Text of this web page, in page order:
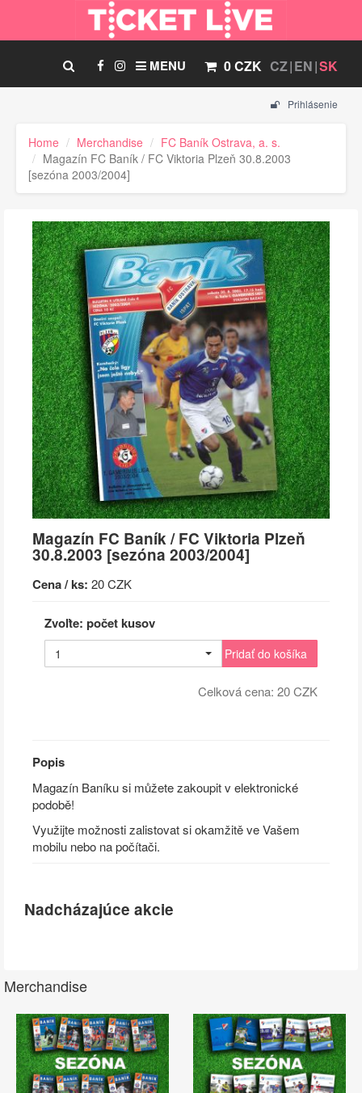
CZ EN SK
0 CZK
MENU
Prihlásenie
Home Merchandise
FC Baník Ostrava, a. s.
Magazín FC Baník / FC Viktoria Plzeň 30.8.2003
[sezóna 2003/2004]
Magazín FC Baník / FC Viktoria Plzeň
30.8.2003 [sezóna 2003/2004]
Cena / ks: 20 CZK
Zvoľte: počet kusov
1 Pridať do košíka
Celková cena: 20CZK
Popis
Magazín Baníku si můžete zakoupit v elektronické
podobě!
Využijte možnosti zalistovat si okamžitě ve Vašem
mobilu nebo na počítači.
Nadcházajúce akcie
Merchandise